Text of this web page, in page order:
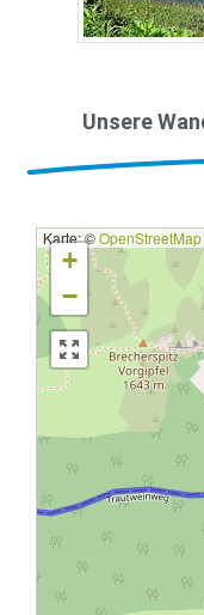
Unsere
+
−
Karte: ©